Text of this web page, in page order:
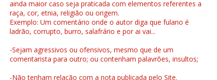
ainda maior caso seja praticada com elementos referentes a
raça, cor, etnia, religião ou origem.
Exemplo: Um comentário onde o autor diga que fulano é
ladrão, corrupto, burro, salafrário e por ai vai...
-Sejam agressivos ou ofensivos, mesmo que de um
comentarista para outro; ou contenham palavrões, insultos;
-Não tenham relação com a nota publicada pelo Site.